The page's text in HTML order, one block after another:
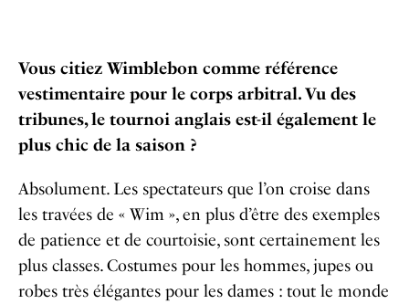
Vous citiez Wimblebon comme référence
vestimentaire pour le corps arbitral. Vu des
tribunes, le tournoi anglais est-il également le
plus chic de la saison ?
Absolument. Les spectateurs que l’on croise dans
les travées de « Wim », en plus d’être des exemples
de patience et de courtoisie, sont certainement les
plus classes. Costumes pour les hommes, jupes ou
robes très élégantes pour les dames : tout le monde